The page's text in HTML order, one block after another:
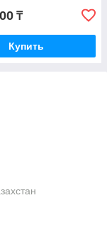
₸
Купить